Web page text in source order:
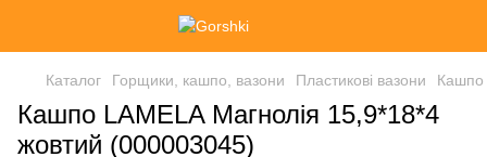
Каталог Горщики, кашпо, вазони Пластикові вазони Кашпо
Кашпо LAMELA Магнолія 15,9*18*4
жовтий (000003045)